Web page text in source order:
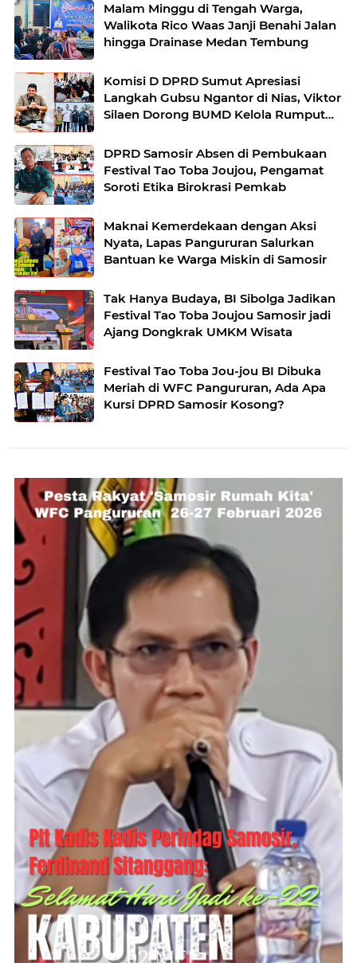
Malam Minggu di Tengah Warga,
Walikota Rico Waas Janji Benahi Jalan
hingga Drainase Medan Tembung
Komisi D DPRD Sumut Apresiasi
Langkah Gubsu Ngantor di Nias, Viktor
Silaen Dorong BUMD Kelola Rumput
DPRD Samosir Absen di Pembukaan
Festival Tao Toba Joujou, Pengamat
Soroti Etika Birokrasi Pemkab
Maknai Kemerdekaan dengan Aksi
Nyata, Lapas Pangururan Salurkan
Bantuan ke Warga Miskin di Samosir
Tak Hanya Budaya, BI Sibolga Jadikan
Festival Tao Toba Joujou Samosir jadi
Ajang Dongkrak UMKM Wisata
Festival Tao Toba Jou-jou BI Dibuka
Meriah di WFC Pangururan, Ada Apa
Kursi DPRD Samosir Kosong?